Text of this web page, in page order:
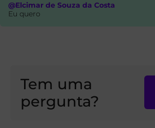
@Elcimar de Souza da Costa
Eu quero
Tem uma
pergunta?